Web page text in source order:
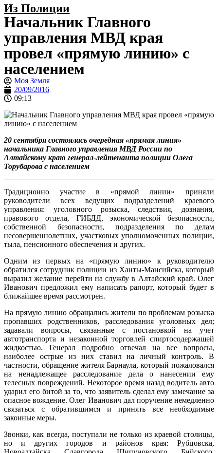
Из Полиции
Начальник Главного
управления МВД края
провел «прямую линию» с
населением
Моя Земля
20/09/2016
09:13
20 сентября состоялась очередная «прямая линия»
начальника Главного управления МВД России по
Алтайскому краю генерал-лейтенанта полиции Олега
Торубарова с населением
Традиционно участие в «прямой линии» приняли
руководители всех ведущих подразделений краевого
управления: уголовного розыска, следствия, дознания,
правового отдела, ГИБДД, экономической безопасности,
собственной безопасности, подразделения по делам
несовершеннолетних, участковых уполномоченных полиции,
тыла, пенсионного обеспечения и других.
Одним из первых на «прямую линию» к руководителю
обратился сотрудник полиции из Ханты-Мансийска, который
выразил желание перейти на службу в Алтайский край. Олег
Иванович предложил ему написать рапорт, который будет в
ближайшее время рассмотрен.
На прямую линию обращались жители по проблемам розыска
пропавших родственников, расследования уголовных дел;
задавали вопросы, связанные с постановкой на учет
автотранспорта и незаконной торговлей спиртосодержащей
жидкостью. Генерал подробно отвечал на все вопросы,
наиболее острые из них ставил на личный контроль. В
частности, обращение жителя Барнаула, который пожаловался
на ненадлежащее расследование дела о нанесении ему
телесных повреждений. Некоторое время назад водитель авто
ударил его битой за то, что заявитель сделал ему замечание за
опасное вождение. Олег Иванович дал поручение немедленно
связаться с обратившимся и принять все необходимые
законные меры.
Звонки, как всегда, поступали не только из краевой столицы,
но и других городов и районов края: Рубцовска,